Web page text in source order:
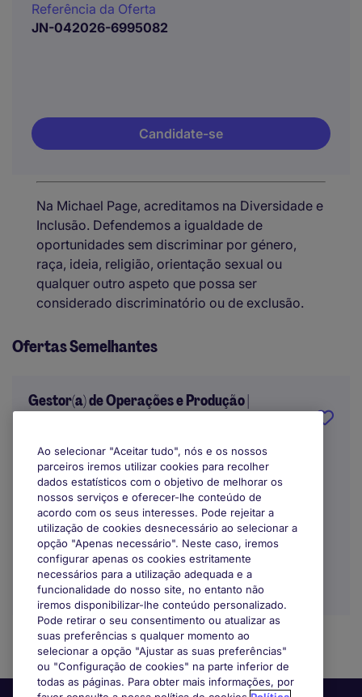
Referência da Oferta
JN-042026-6995082
Candidate-se
Na Michael Page, acreditamos na Diversidade e
Inclusão. Defendemos a igualdade de
oportunidades sem discriminar por género,
raça, ideia, religião, orientação sexual ou
qualquer outro aspeto que possa ser
considerado discriminatório ou de exclusão.
Ofertas Semelhantes
Gestor(a) de Operações e Produção |
Aveiro
Temporário
Ao selecionar "Aceitar tudo", nós e os nossos
parceiros iremos utilizar cookies para recolher
dados estatísticos com o objetivo de melhorar os
nossos serviços e oferecer-lhe conteúdo de
acordo com os seus interesses. Pode rejeitar a
utilização de cookies desnecessário ao selecionar a
opção "Apenas necessário". Neste caso, iremos
configurar apenas os cookies estritamente
necessários para a utilização adequada e a
funcionalidade do nosso site, no entanto não
iremos disponibilizar-lhe conteúdo personalizado.
Pode retirar o seu consentimento ou atualizar as
suas preferências s qualquer momento ao
selecionar a opção "Ajustar as suas preferências"
ou "Configuração de cookies" na parte inferior de
todas as páginas. Para obter mais informações, por